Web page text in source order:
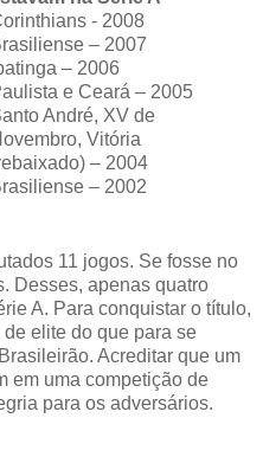
- 2008
– 2007
– 2006
e Ceará – 2005
André, XV de
Vitória
– 2004
– 2002
11 jogos. Se fosse no
Desses, apenas quatro
A. Para conquistar o título,
elite do que para se
Acreditar que um
em uma competição de
para os adversários.